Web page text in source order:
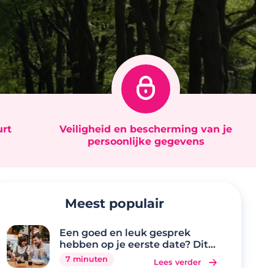
Veiligheid en bescherming van je
persoonlijke gegevens
Meest populair
Een goed en leuk gesprek
hebben op je eerste date? Dit
zijn de 20 beste
7 minuten Lees verder